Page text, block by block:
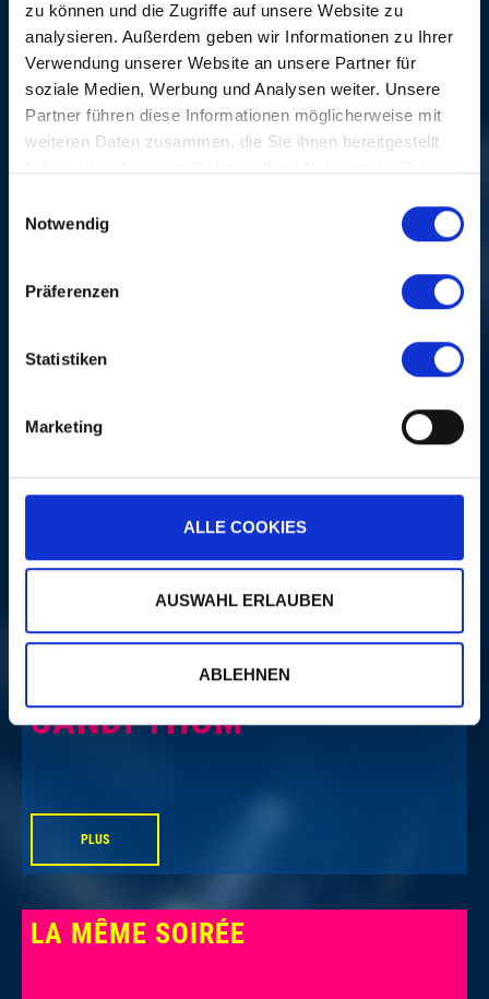
zu können und die Zugriffe auf unsere Website zu
analysieren. Außerdem geben wir Informationen zu Ihrer
Verwendung unserer Website an unsere Partner für
soziale Medien, Werbung und Analysen weiter. Unsere
Partner führen diese Informationen möglicherweise mit
weiteren Daten zusammen, die Sie ihnen bereitgestellt
Notwendig
Präferenzen
Statistiken
Marketing
ALLE COOKIES
AUSWAHL ERLAUBEN
ABLEHNEN
CRÉDITS
PLUS
PORTRAITS
LA MÊME SOIRÉE
SANDI THOM
PLUS
LA MÊME SOIRÉE